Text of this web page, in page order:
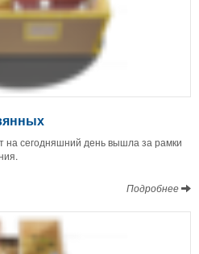
на сегодняшний день вышла за рамки
Подробнее